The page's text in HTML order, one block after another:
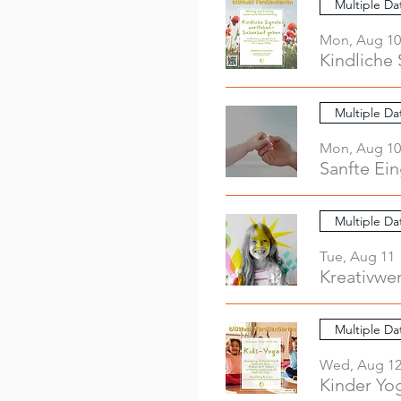
Multiple
Mon, Aug 10
Kindliche
Multiple
Mon, Aug 10
Sanfte
Multiple
Tue, Aug 11
Multiple
Wed, Aug 12
Kinder